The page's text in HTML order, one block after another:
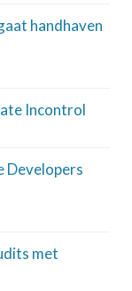
handhaven
Incontrol
Developers
met